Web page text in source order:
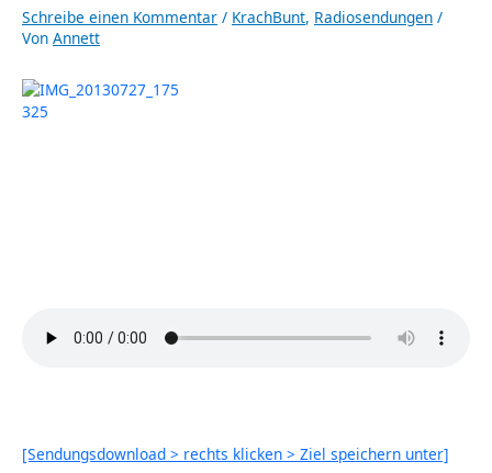
Schreibe einen Kommentar / KrachBunt, Radiosendungen /
Von Annett
[Sendungsdownload > rechts klicken > Ziel speichern unter]